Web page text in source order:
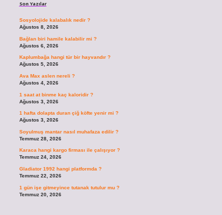
Son Yazılar
Sosyolojide kalabalık nedir ?
Ağustos 8, 2026
Bağlan biri hamile kalabilir mi ?
Ağustos 6, 2026
Kaplumbağa hangi tür bir hayvandır ?
Ağustos 5, 2026
Ava Max aslen nereli ?
Ağustos 4, 2026
1 saat at binme kaç kaloridir ?
Ağustos 3, 2026
1 hafta dolapta duran çiğ köfte yenir mi ?
Ağustos 3, 2026
Soyulmuş mantar nasıl muhafaza edilir ?
Temmuz 28, 2026
Karaca hangi kargo firması ile çalışıyor ?
Temmuz 24, 2026
Gladiator 1992 hangi platformda ?
Temmuz 22, 2026
1 gün işe gitmeyince tutanak tutulur mu ?
Temmuz 20, 2026